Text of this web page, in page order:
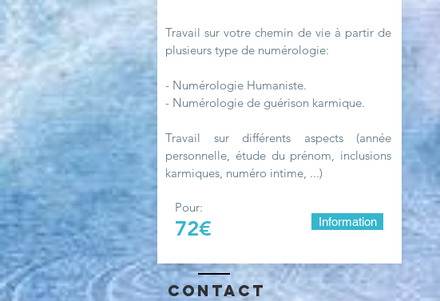
Travail sur votre chemin de vie à partir de
plusieurs type de numérologie:
- Numérologie Humaniste.
- Numérologie de guérison karmique.
Travail sur différents aspects (année
personnelle, étude du prénom, inclusions
karmiques, numéro intime, ...)
Pour:
72€ Information
Contact